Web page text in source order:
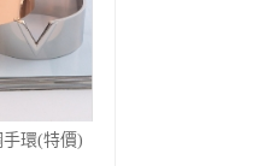
環(特價)